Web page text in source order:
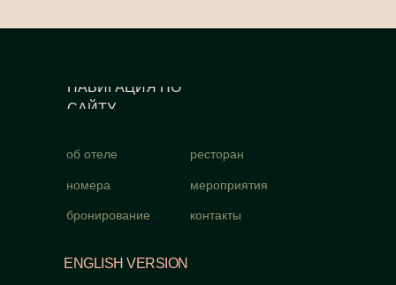
ENGLISH VERSION
контакты
мероприятия
ресторан
бронирование
номера
об отеле
НАВИГАЦИЯ ПО
САЙТУ